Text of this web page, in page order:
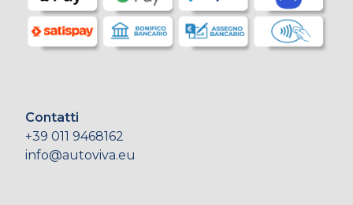
Contatti
+39 011 9468162
info@autoviva.eu